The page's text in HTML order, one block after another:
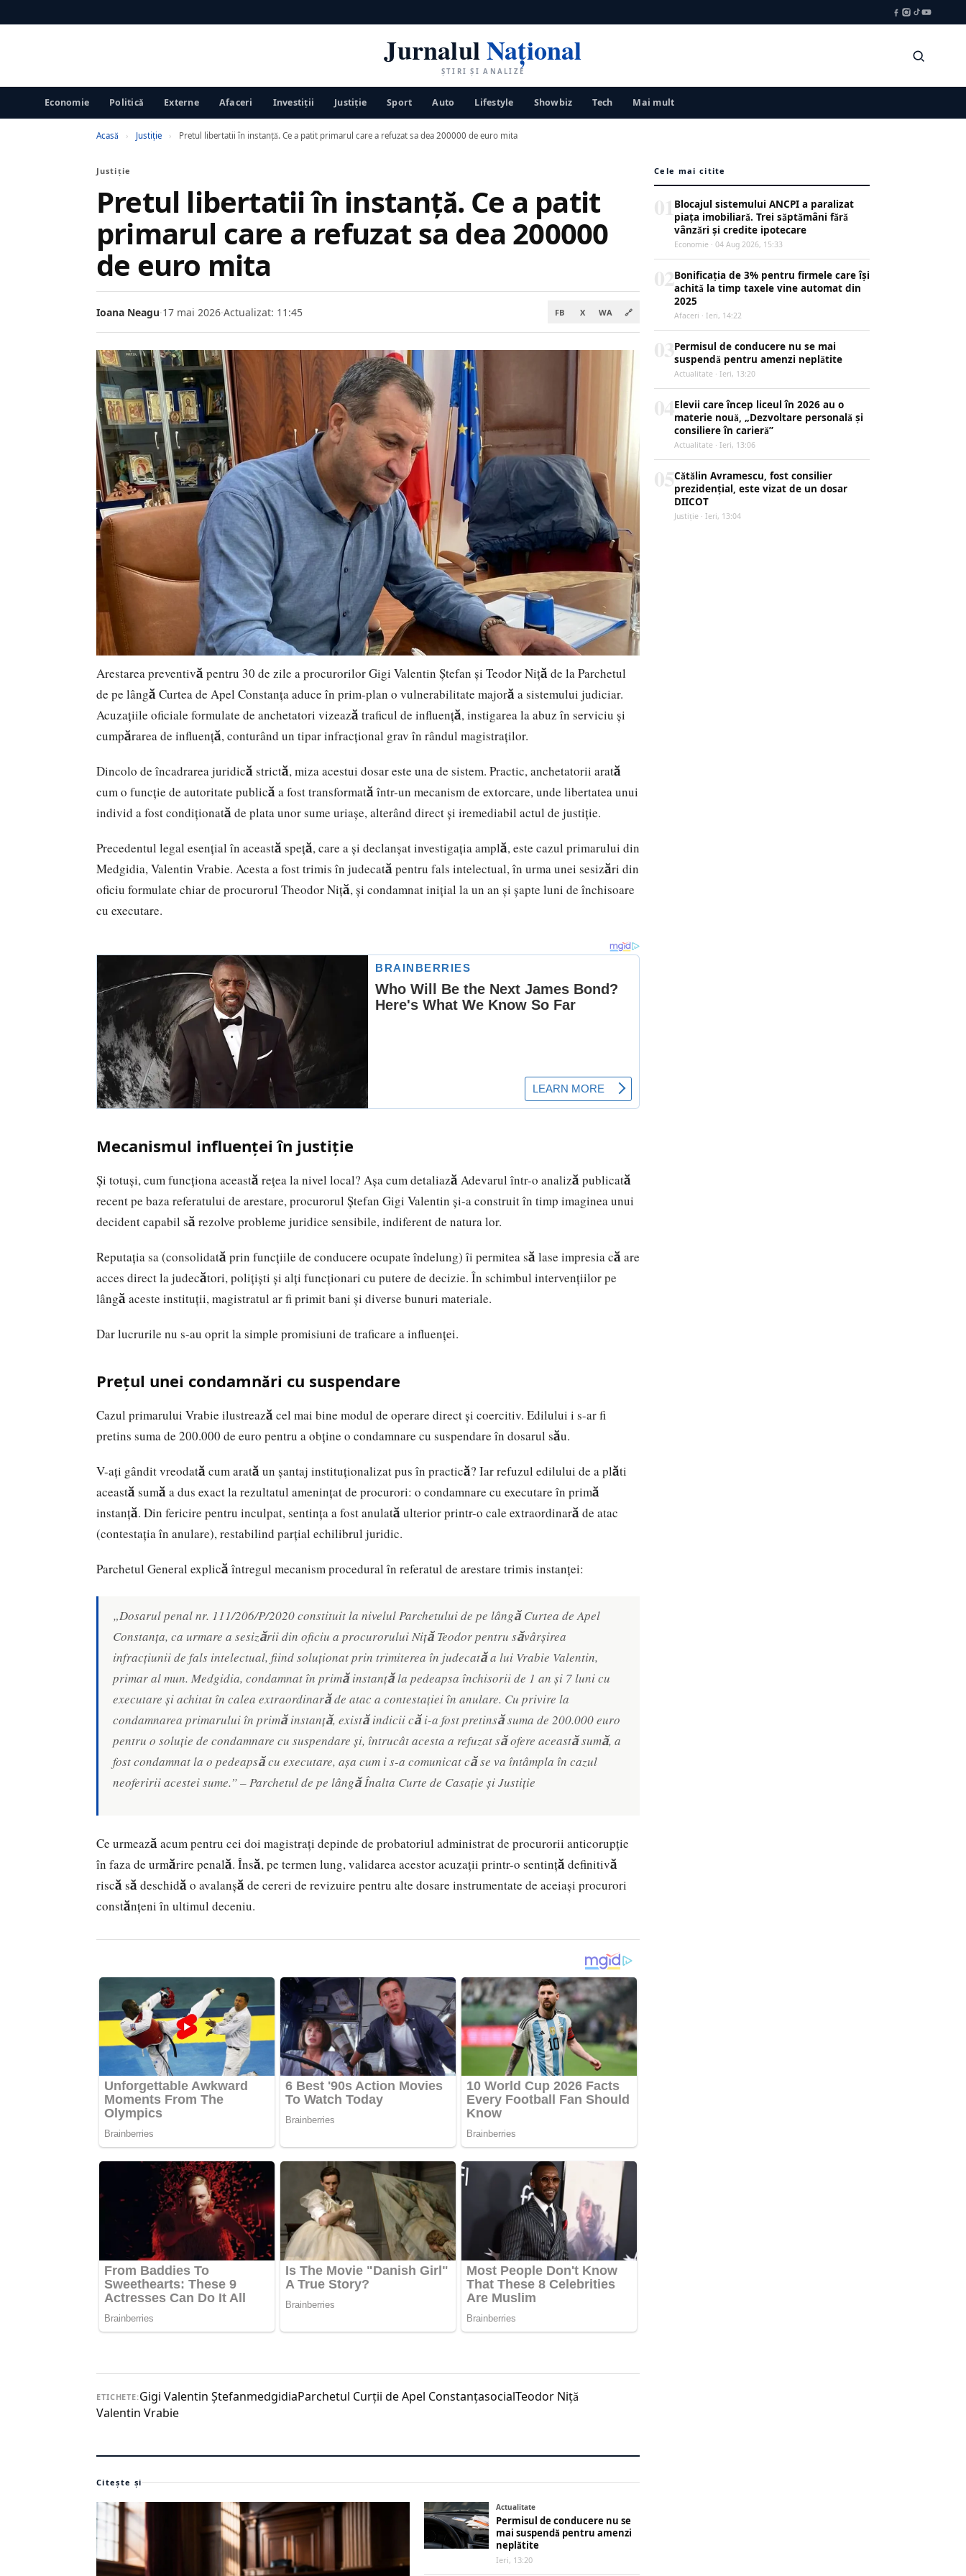
JurnalulNațional
ȘTIRI ȘI ANALIZE
Economie Politică Externe Afaceri Investiții Justiţie Sport Auto Lifestyle Showbiz Tech Mai mult
Acasă › Justiţie › Pretul libertatii în instanță. Ce a patit primarul care a refuzat sa dea 200000 de euro mita
Justiţie
Pretul libertatii în instanță. Ce a patit
primarul care a refuzat sa dea 200000
de euro mita
Ioana Neagu·17 mai 2026·Actualizat: 11:45 FB X WA 🔗
Arestarea preventivă pentru 30 de zile a procurorilor Gigi Valentin Ștefan și Teodor Niță de la Parchetul
de pe lângă Curtea de Apel Constanța aduce în prim-plan o vulnerabilitate majoră a sistemului judiciar.
Acuzațiile oficiale formulate de anchetatori vizează traficul de influență, instigarea la abuz în serviciu și
cumpărarea de influență, conturând un tipar infracțional grav în rândul magistraților.
Dincolo de încadrarea juridică strictă, miza acestui dosar este una de sistem. Practic, anchetatorii arată
cum o funcție de autoritate publică a fost transformată într-un mecanism de extorcare, unde libertatea unui
individ a fost condiționată de plata unor sume uriașe, alterând direct și iremediabil actul de justiție.
Precedentul legal esențial în această speță, care a și declanșat investigația amplă, este cazul primarului din
Medgidia, Valentin Vrabie. Acesta a fost trimis în judecată pentru fals intelectual, în urma unei sesizări din
oficiu formulate chiar de procurorul Theodor Niță, și condamnat inițial la un an și șapte luni de închisoare
cu executare.
Mecanismul influenței în justiție
Și totuși, cum funcționa această rețea la nivel local? Așa cum detaliază Adevarul într-o analiză publicată
recent pe baza referatului de arestare, procurorul Ștefan Gigi Valentin și-a construit în timp imaginea unui
decident capabil să rezolve probleme juridice sensibile, indiferent de natura lor.
Reputația sa (consolidată prin funcțiile de conducere ocupate îndelung) îi permitea să lase impresia că are
acces direct la judecători, polițiști și alți funcționari cu putere de decizie. În schimbul intervențiilor pe
lângă aceste instituții, magistratul ar fi primit bani și diverse bunuri materiale.
Dar lucrurile nu s-au oprit la simple promisiuni de traficare a influenței.
Prețul unei condamnări cu suspendare
Cazul primarului Vrabie ilustrează cel mai bine modul de operare direct și coercitiv. Edilului i s-ar fi
pretins suma de 200.000 de euro pentru a obține o condamnare cu suspendare în dosarul său.
V-ați gândit vreodată cum arată un șantaj instituționalizat pus în practică? Iar refuzul edilului de a plăti
această sumă a dus exact la rezultatul amenințat de procurori: o condamnare cu executare în primă
instanță. Din fericire pentru inculpat, sentința a fost anulată ulterior printr-o cale extraordinară de atac
(contestația în anulare), restabilind parțial echilibrul juridic.
Parchetul General explică întregul mecanism procedural în referatul de arestare trimis instanței:
„Dosarul penal nr. 111/206/P/2020 constituit la nivelul Parchetului de pe lângă Curtea de Apel
Constanța, ca urmare a sesizării din oficiu a procurorului Niță Teodor pentru săvârșirea
infracțiunii de fals intelectual, fiind soluționat prin trimiterea în judecată a lui Vrabie Valentin,
primar al mun. Medgidia, condamnat în primă instanță la pedeapsa închisorii de 1 an și 7 luni cu
executare și achitat în calea extraordinară de atac a contestației în anulare. Cu privire la
condamnarea primarului în primă instanță, există indicii că i-a fost pretinsă suma de 200.000 euro
pentru o soluție de condamnare cu suspendare și, întrucât acesta a refuzat să ofere această sumă, a
fost condamnat la o pedeapsă cu executare, așa cum i s-a comunicat că se va întâmpla în cazul
neoferirii acestei sume.” – Parchetul de pe lângă Înalta Curte de Casație și Justiție
Ce urmează acum pentru cei doi magistrați depinde de probatoriul administrat de procurorii anticorupție
în faza de urmărire penală. Însă, pe termen lung, validarea acestor acuzații printr-o sentință definitivă
riscă să deschidă o avalanșă de cereri de revizuire pentru alte dosare instrumentate de aceiași procurori
constănțeni în ultimul deceniu.
ETICHETE:Gigi Valentin ȘtefanmedgidiaParchetul Curții de Apel ConstanțasocialTeodor Niță
Valentin Vrabie
Citește și
Actualitate
Permisul de conducere nu se
mai suspendă pentru amenzi
neplătite
Ieri, 13:20
Cele mai citite
Blocajul sistemului ANCPI a paralizat
piața imobiliară. Trei săptămâni fără
vânzări și credite ipotecare
Economie · 04 Aug 2026, 15:33
Bonificația de 3% pentru firmele care își
achită la timp taxele vine automat din
2025
Afaceri · Ieri, 14:22
Permisul de conducere nu se mai
suspendă pentru amenzi neplătite
Actualitate · Ieri, 13:20
Elevii care încep liceul în 2026 au o
materie nouă, „Dezvoltare personală și
consiliere în carieră”
Actualitate · Ieri, 13:06
Cătălin Avramescu, fost consilier
prezidențial, este vizat de un dosar
DIICOT
Justiţie · Ieri, 13:04